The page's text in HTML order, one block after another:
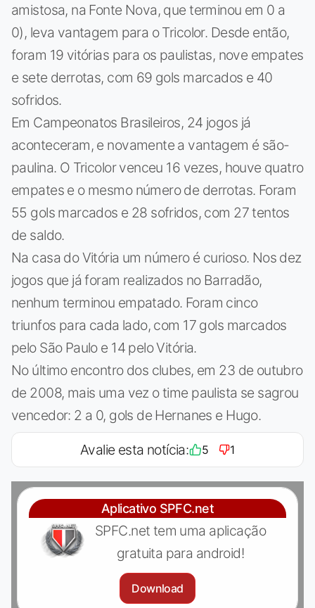
amistosa, na Fonte Nova, que terminou em 0 a
0), leva vantagem para o Tricolor. Desde então,
foram 19 vitórias para os paulistas, nove empates
e sete derrotas, com 69 gols marcados e 40
sofridos.
Em Campeonatos Brasileiros, 24 jogos já
aconteceram, e novamente a vantagem é são-
paulina. O Tricolor venceu 16 vezes, houve quatro
empates e o mesmo número de derrotas. Foram
55 gols marcados e 28 sofridos, com 27 tentos
de saldo.
Na casa do Vitória um número é curioso. Nos dez
jogos que já foram realizados no Barradão,
nenhum terminou empatado. Foram cinco
triunfos para cada lado, com 17 gols marcados
pelo São Paulo e 14 pelo Vitória.
No último encontro dos clubes, em 23 de outubro
de 2008, mais uma vez o time paulista se sagrou
vencedor: 2 a 0, gols de Hernanes e Hugo.
Avalie esta notícia: 5 1
Aplicativo SPFC.net
SPFC.net tem uma aplicação
gratuita para android!
Download